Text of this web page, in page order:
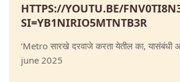
HTTPS://YOUTU.BE/
SI=YB1NIRIO5MTNTB3R
‘Metro सारखे दरवाजे करता येतील का, यासंबंधी
june 2025